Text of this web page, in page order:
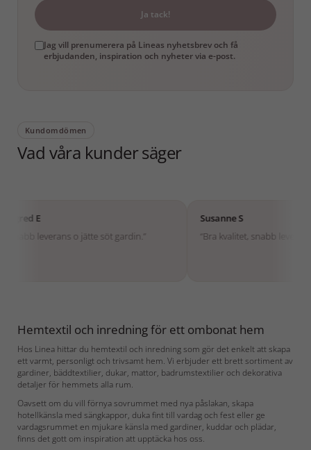
Ja tack!
Jag vill prenumerera på Lineas nyhetsbrev och få
erbjudanden, inspiration och nyheter via e-post.
Kundomdömen
Vad våra kunder säger
jätte söt gardin.”
“Bra kvalitet, snabb leverans.”
Hemtextil och inredning för ett ombonat hem
Hos Linea hittar du hemtextil och inredning som gör det enkelt att skapa
ett varmt, personligt och trivsamt hem. Vi erbjuder ett brett sortiment av
gardiner, bäddtextilier, dukar, mattor, badrumstextilier och dekorativa
detaljer för hemmets alla rum.
Oavsett om du vill förnya sovrummet med nya påslakan, skapa
hotellkänsla med sängkappor, duka fint till vardag och fest eller ge
vardagsrummet en mjukare känsla med gardiner, kuddar och plädar,
finns det gott om inspiration att upptäcka hos oss.